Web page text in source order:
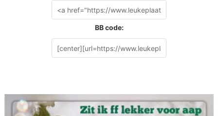
BB code: